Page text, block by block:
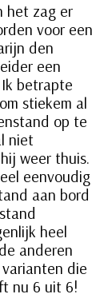
het zag er
voor een
den
een
betrapte
stiekem al
op te
niet
weer thuis.
eenvoudig
aan bord
heel
anderen
die
nu 6 uit 6!